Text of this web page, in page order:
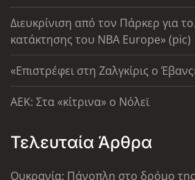
Διευκρίνιση από τον Πάρκερ για
κατάκτησης του ΝΒΑ Europe» (pic)
«Επιστρέφει στη Ζαλγκίρις ο
AEK: Στα «κίτρινα» ο Νόλεϊ
Τελευταία Άρθρα
Ουκρανία: Πάνοπλη στο δρόμο